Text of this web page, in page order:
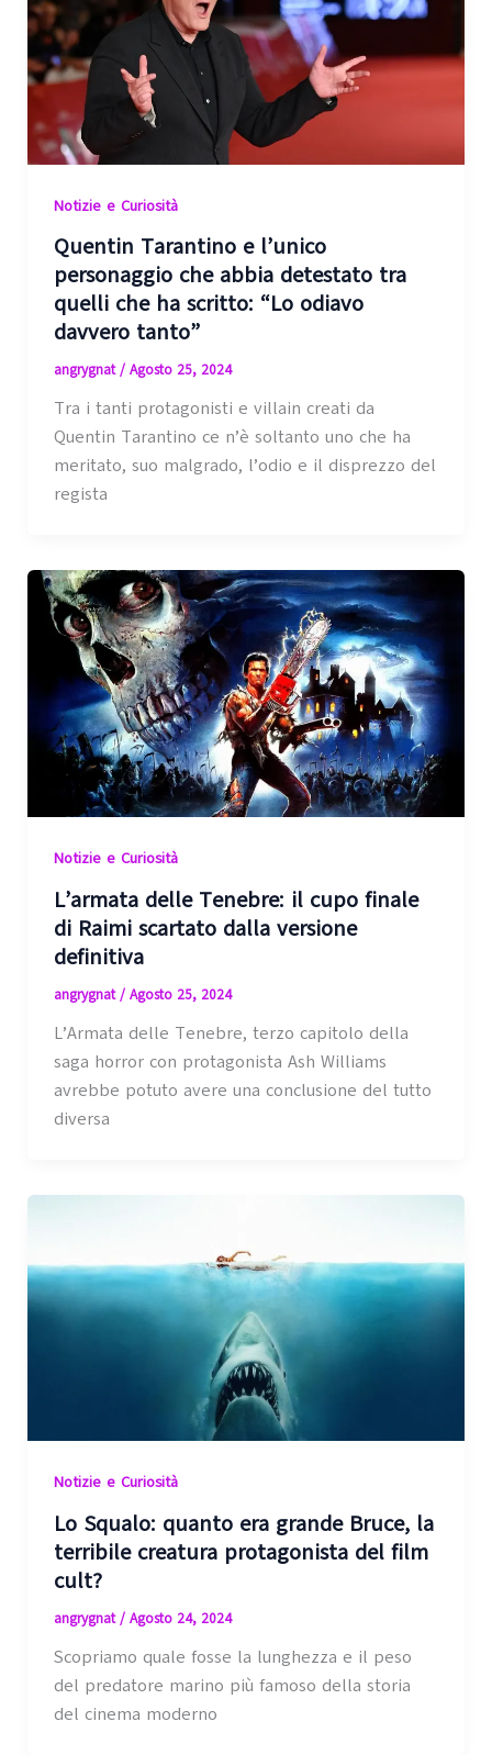
Notizie e Curiosità
Quentin Tarantino e l’unico
personaggio che abbia detestato tra
quelli che ha scritto: “Lo odiavo
davvero tanto”
angrygnat/ Agosto 25, 2024
Tra i tanti protagonisti e villain creati da
Quentin Tarantino ce n’è soltanto uno che ha
meritato, suo malgrado, l’odio e il disprezzo del
regista
Notizie e Curiosità
L’armata delle Tenebre: il cupo finale
di Raimi scartato dalla versione
definitiva
angrygnat/ Agosto 25, 2024
L’Armata delle Tenebre, terzo capitolo della
saga horror con protagonista Ash Williams
avrebbe potuto avere una conclusione del tutto
diversa
Notizie e Curiosità
Lo Squalo: quanto era grande Bruce, la
terribile creatura protagonista del film
cult?
angrygnat/ Agosto 24, 2024
Scopriamo quale fosse la lunghezza e il peso
del predatore marino più famoso della storia
del cinema moderno